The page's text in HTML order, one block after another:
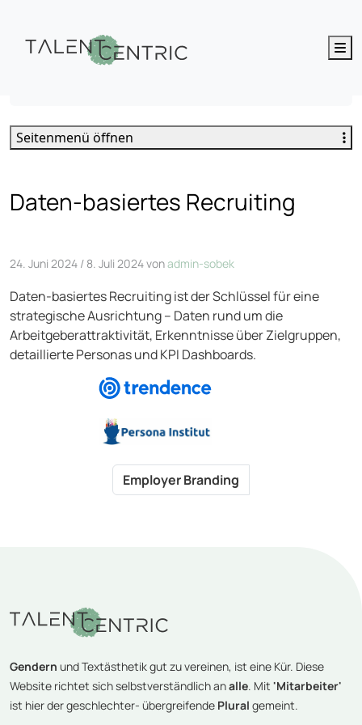
Daten-basiertes Recruiting
24. Juni 2024 / 8. Juli 2024vonadmin-sobek
Daten-basiertes Recruiting ist der Schlüssel für eine
strategische Ausrichtung – Daten rund um die
Arbeitgeberattraktivität, Erkenntnisse über Zielgruppen,
detaillierte Personas und KPI Dashboards.
Employer Branding
Seitenmenü öffnen
Gendern und Textästhetik gut zu vereinen, ist eine Kür. Diese
Website richtet sich selbstverständlich analle. Mit 'Mitarbeiter'
ist hier der geschlechter- übergreifende Plural gemeint.